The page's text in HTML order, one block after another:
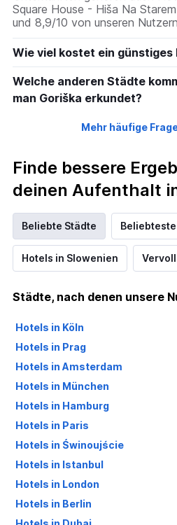
Square House - Hiša Na
und 8,9/10 von unseren
Wie viel kostet ein günstiges
Welche anderen Städte
man Goriška erkundet?
Mehr häufige
Finde bessere
deinen Aufenthalt
Beliebte Städte
Hotels in Slowenien
Städte, nach denen unsere
Hotels in Köln
Hotels in Prag
Hotels in Amsterdam
Hotels in München
Hotels in Hamburg
Hotels in Paris
Hotels in Świnoujście
Hotels in Istanbul
Hotels in London
Hotels in Berlin